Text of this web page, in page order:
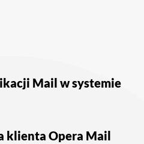
Mail w systemie
klienta Opera Mail